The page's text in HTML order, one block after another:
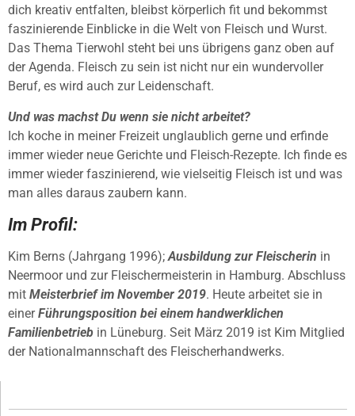
dich kreativ entfalten, bleibst körperlich fit und bekommst
faszinierende Einblicke in die Welt von Fleisch und Wurst.
Das Thema Tierwohl steht bei uns übrigens ganz oben auf
der Agenda. Fleisch zu sein ist nicht nur ein wundervoller
Beruf, es wird auch zur Leidenschaft.
Und was machst Du wenn sie nicht arbeitet?
Ich koche in meiner Freizeit unglaublich gerne und erfinde
immer wieder neue Gerichte und Fleisch-Rezepte. Ich finde es
immer wieder faszinierend, wie vielseitig Fleisch ist und was
man alles daraus zaubern kann.
Im Profil:
Kim Berns (Jahrgang 1996);Ausbildung zur Fleischerin in
Neermoor und zur Fleischermeisterin in Hamburg. Abschluss
mit Meisterbrief im November 2019. Heute arbeitet sie in
einerFührungsposition bei einem handwerklichen
Familienbetrieb in Lüneburg. Seit März 2019 ist Kim Mitglied
der Nationalmannschaft des Fleischerhandwerks.